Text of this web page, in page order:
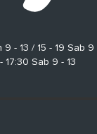
- 13 / 15 - 19 Sab
17:30 Sab 9 - 13